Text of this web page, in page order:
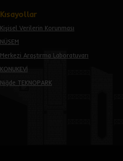
Kısayollar
Kişisel Verilerin Korunması
NÜSEM
Merkezi Araştırma Laboratuvarı
KONUKEVİ
Niğde TEKNOPARK